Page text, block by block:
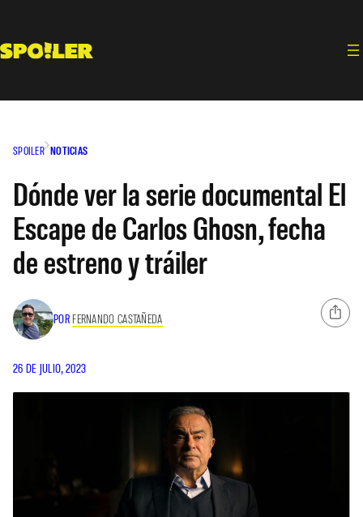
contenido
SPOILER NOTICIAS
Dónde ver la serie documental El
Escape de Carlos Ghosn, fecha
de estreno y tráiler
POR FERNANDO CASTAÑEDA
26 DE JULIO, 2023